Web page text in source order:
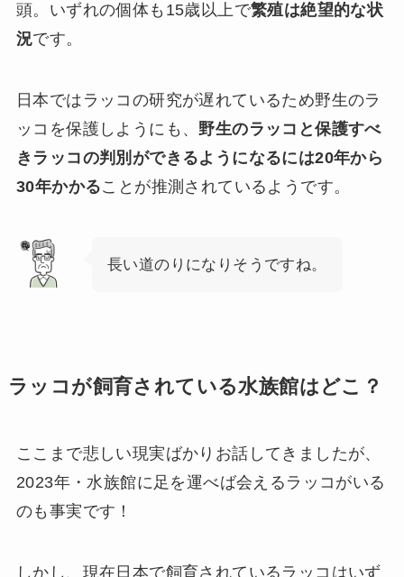
頭。いずれの個体も15歳以上で繁殖は絶望的な状
況です。
日本ではラッコの研究が遅れているため野生のラ
ッコを保護しようにも、野生のラッコと保護すべ
きラッコの判別ができるようになるには20年から
30年かかることが推測されているようです。
長い道のりになりそうですね。
ラッコが飼育されている水族館はどこ？
ここまで悲しい現実ばかりお話してきましたが、
2023年・水族館に足を運べば会えるラッコがいる
のも事実です！
しかし、現在日本で飼育されているラッコはいず